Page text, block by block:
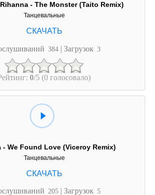
- The Monster (Taito Remix)
Танцевальные
384 | Загрузок 3
0/5 (0 голосовало)
- We Found Love (Viceroy Remix)
Танцевальные
205 | Загрузок 5